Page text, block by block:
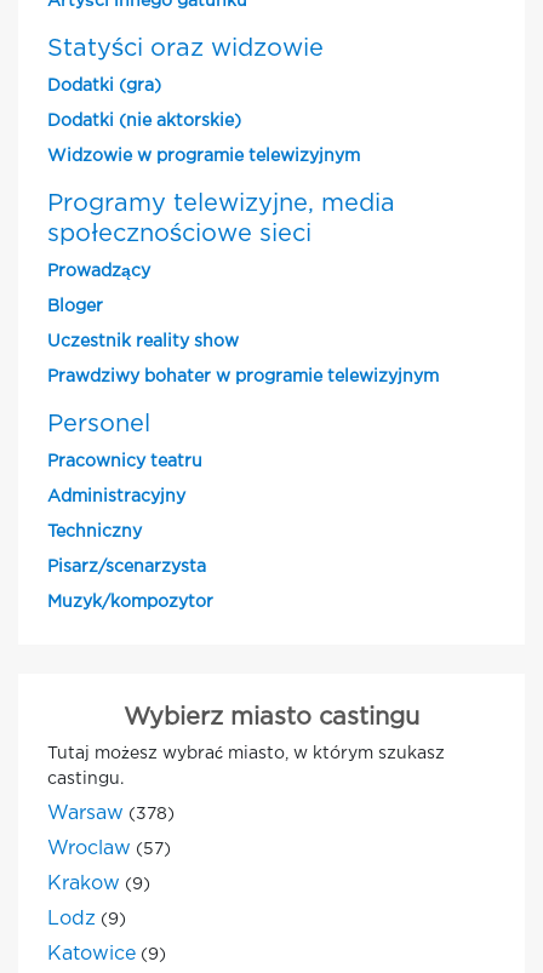
Statyści oraz widzowie
Dodatki (gra)
Dodatki (nie aktorskie)
Widzowie w programie telewizyjnym
Programy telewizyjne, media
społecznościowe sieci
Prowadzący
Bloger
Uczestnik reality show
Prawdziwy bohater w programie telewizyjnym
Personel
Pracownicy teatru
Administracyjny
Techniczny
Pisarz/scenarzysta
Muzyk/kompozytor
Wybierz miasto castingu
Tutaj możesz wybrać miasto, w którym szukasz
castingu.
Warsaw (378)
Wroclaw (57)
Krakow (9)
Lodz (9)
Katowice (9)